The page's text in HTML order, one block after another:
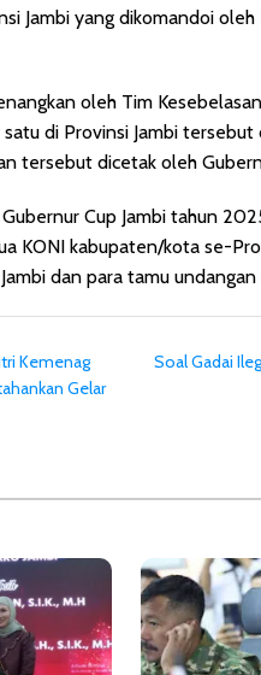
Jambi yang dikomandoi
oleh Tim
di Provinsi Jambi tersebut
tersebut dicetak oleh
Cup Jambi tahun
KONI kabupaten/kota se-
dan para tamu undangan
Kemenag
Gelar
Soal Gadai